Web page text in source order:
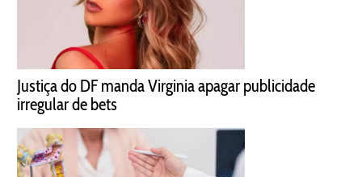
Justiça do DF manda Virginia apagar publicidade
irregular de bets